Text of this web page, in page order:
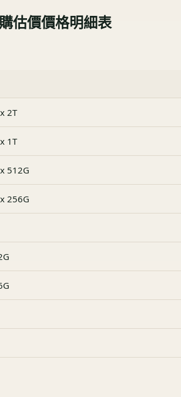
估價價格明細表
2T
1T
512G
256G